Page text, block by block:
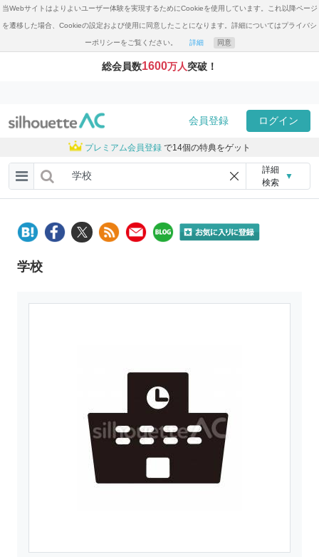
当Webサイトはよりよいユーザー体験を実現するためにCookieを使用しています。これ以降ページ
を遷移した場合、Cookieの設定および使用に同意したことになります。詳細についてはプライバシ
ーポリシーをご覧ください。 詳細 同意
総会員数1600万人突破！
会員登録 ログイン
プレミアム会員登録 で14個の特典をゲット
詳細
検索
▼
学校